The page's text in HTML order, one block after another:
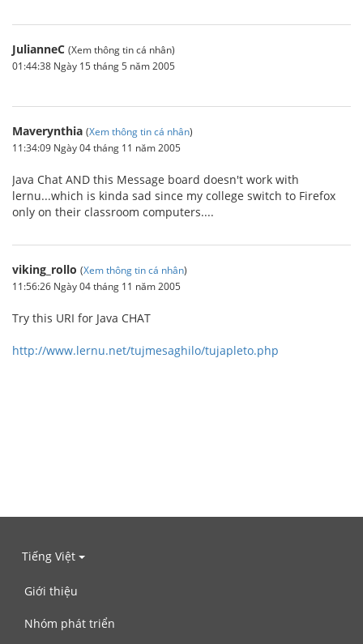
JulianneC (Xem thông tin cá nhân)
01:44:38 Ngày 15 tháng 5 năm 2005
Maverynthia (Xem thông tin cá nhân)
11:34:09 Ngày 04 tháng 11 năm 2005
Java Chat AND this Message board doesn't work with
lernu...which is kinda sad since my college switch to Firefox
only on their classroom computers....
viking_rollo (Xem thông tin cá nhân)
11:56:26 Ngày 04 tháng 11 năm 2005
Try this URI for Java CHAT
http://www.lernu.net/tujmesaghilo/tujapleto.php
Tiếng Việt
Giới thiệu
Nhóm phát triển